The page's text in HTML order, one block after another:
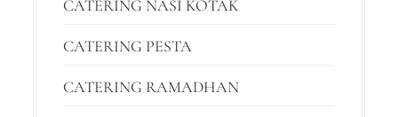
CATERING NASI KOTAK
CATERING PESTA
CATERING RAMADHAN